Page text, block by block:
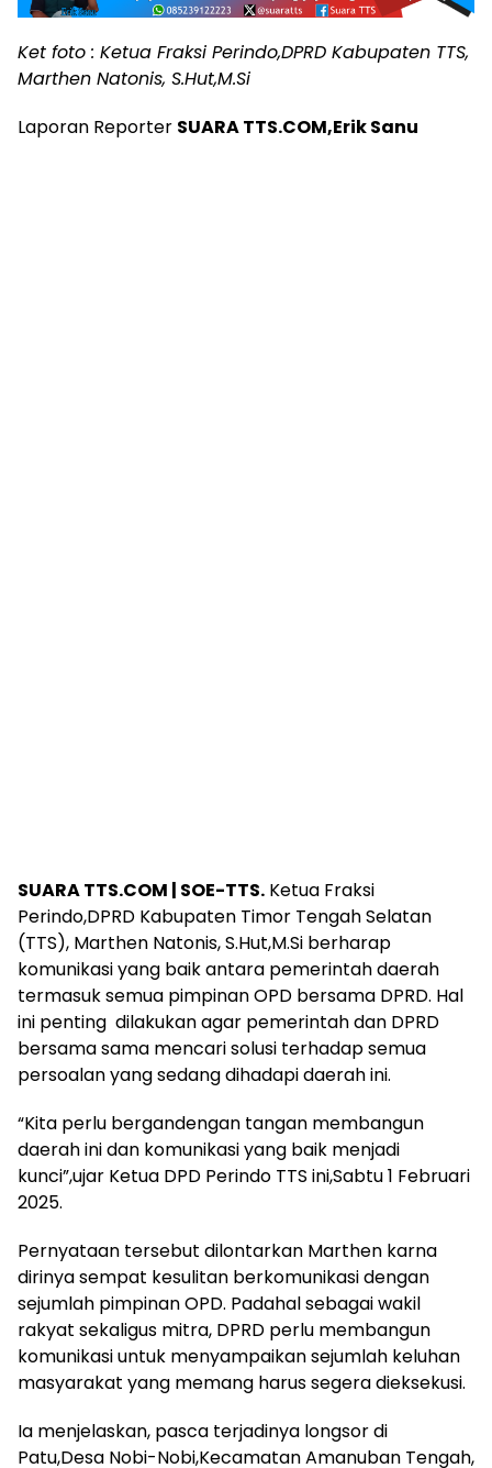
Ket foto : Ketua Fraksi Perindo,DPRD Kabupaten TTS,
Marthen Natonis, S.Hut,M.Si
Laporan Reporter SUARA TTS.COM,Erik Sanu
SUARA TTS.COM | SOE-TTS. Ketua Fraksi
Perindo,DPRD Kabupaten Timor Tengah Selatan
(TTS), Marthen Natonis, S.Hut,M.Si berharap
komunikasi yang baik antara pemerintah daerah
termasuk semua pimpinan OPD bersama DPRD. Hal
ini penting dilakukan agar pemerintah dan DPRD
bersama sama mencari solusi terhadap semua
persoalan yang sedang dihadapi daerah ini.
“Kita perlu bergandengan tangan membangun
daerah ini dan komunikasi yang baik menjadi
kunci”,ujar Ketua DPD Perindo TTS ini,Sabtu 1 Februari
2025.
Pernyataan tersebut dilontarkan Marthen karna
dirinya sempat kesulitan berkomunikasi dengan
sejumlah pimpinan OPD. Padahal sebagai wakil
rakyat sekaligus mitra, DPRD perlu membangun
komunikasi untuk menyampaikan sejumlah keluhan
masyarakat yang memang harus segera dieksekusi.
Ia menjelaskan, pasca terjadinya longsor di
Patu,Desa Nobi-Nobi,Kecamatan Amanuban Tengah,